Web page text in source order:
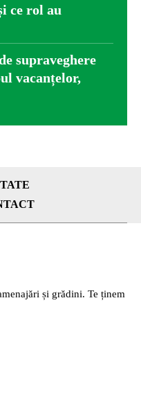
ce rol au
supraveghere
vacanțelor,
și grădini. Te ținem